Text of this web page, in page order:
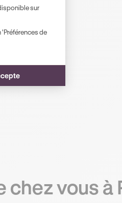
chez vous à
sur
'Préférences de